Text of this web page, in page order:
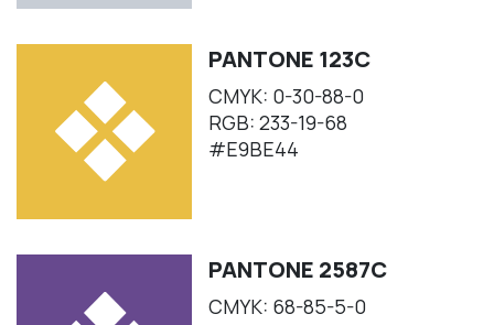
PANTONE 123C
CMYK: 0-30-88-0
RGB: 233-19-68
#E9BE44
PANTONE 2587C
CMYK: 68-85-5-0